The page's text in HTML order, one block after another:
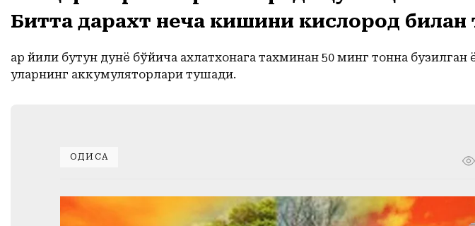
Битта дарахт неча кишини кислород билан
Ҳар йили бутун дунё бўйича ахлатхонага тахминан 50 минг тонна
уларнинг аккумуляторлари тушади.
ҲОДИСА